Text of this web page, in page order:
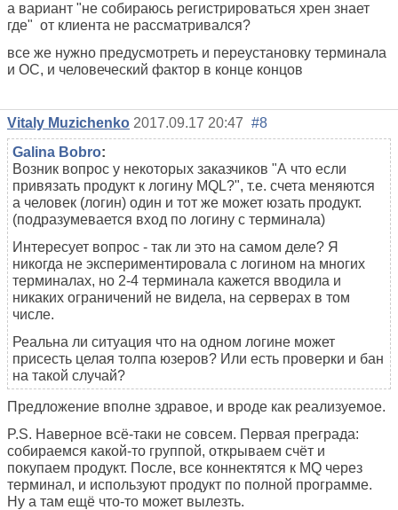
а вариант "не собираюсь регистрироваться хрен знает
где" от клиента не рассматривался?
все же нужно предусмотреть и переустановку терминала
и ОС, и человеческий фактор в конце концов
Vitaly Muzichenko 2017.09.17 20:47 #8
Galina Bobro:
Возник вопрос у некоторых заказчиков "А что если
привязать продукт к логину MQL?", т.е. счета меняются
а человек (логин) один и тот же может юзать продукт.
(подразумевается вход по логину с терминала)
Интересует вопрос - так ли это на самом деле? Я
никогда не экспериментировала с логином на многих
терминалах, но 2-4 терминала кажется вводила и
никаких ограничений не видела, на серверах в том
числе.
Реальна ли ситуация что на одном логине может
присесть целая толпа юзеров? Или есть проверки и бан
на такой случай?
Предложение вполне здравое, и вроде как реализуемое.
P.S. Наверное всё-таки не совсем. Первая преграда:
собираемся какой-то группой, открываем счёт и
покупаем продукт. После, все коннектятся к MQ через
терминал, и используют продукт по полной программе.
Ну а там ещё что-то может вылезть.